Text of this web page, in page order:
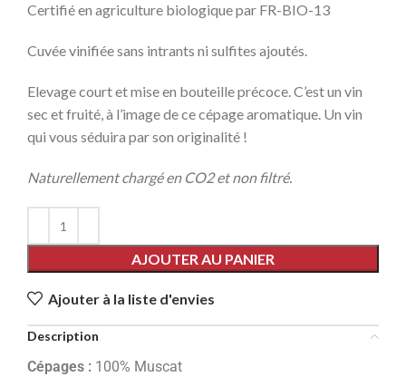
Certifié en agriculture biologique par FR-BIO-13
Cuvée vinifiée sans intrants ni sulfites ajoutés.
Elevage court et mise en bouteille précoce. C’est un vin
sec et fruité, à l’image de ce cépage aromatique. Un vin
qui vous séduira par son originalité !
Naturellement chargé en CO2 et non filtré.
AJOUTER AU PANIER
Ajouter à la liste d'envies
Description
Cépages : 100% Muscat